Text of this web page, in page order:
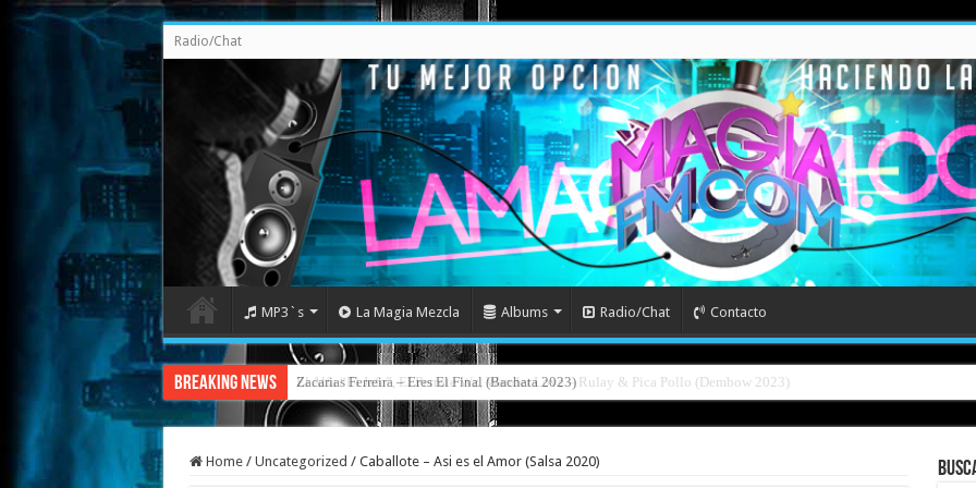
Radio/Chat
MP3`s La Magia Mezcla Albums Radio/Chat Contacto
Breaking News Zacarias Ferreira – Eres El Final (Bachata 2023)
Home / Uncategorized / Caballote – Asi es el Amor (Salsa 2020)